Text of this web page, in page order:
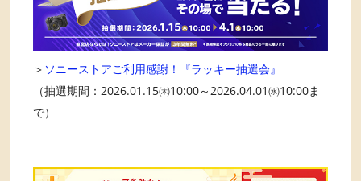
＞ ソニーストアご利用感謝！『ラッキー抽選会』
（抽選期間：2026.01.15㈭10:00～2026.04.01㈬10:00ま
で）